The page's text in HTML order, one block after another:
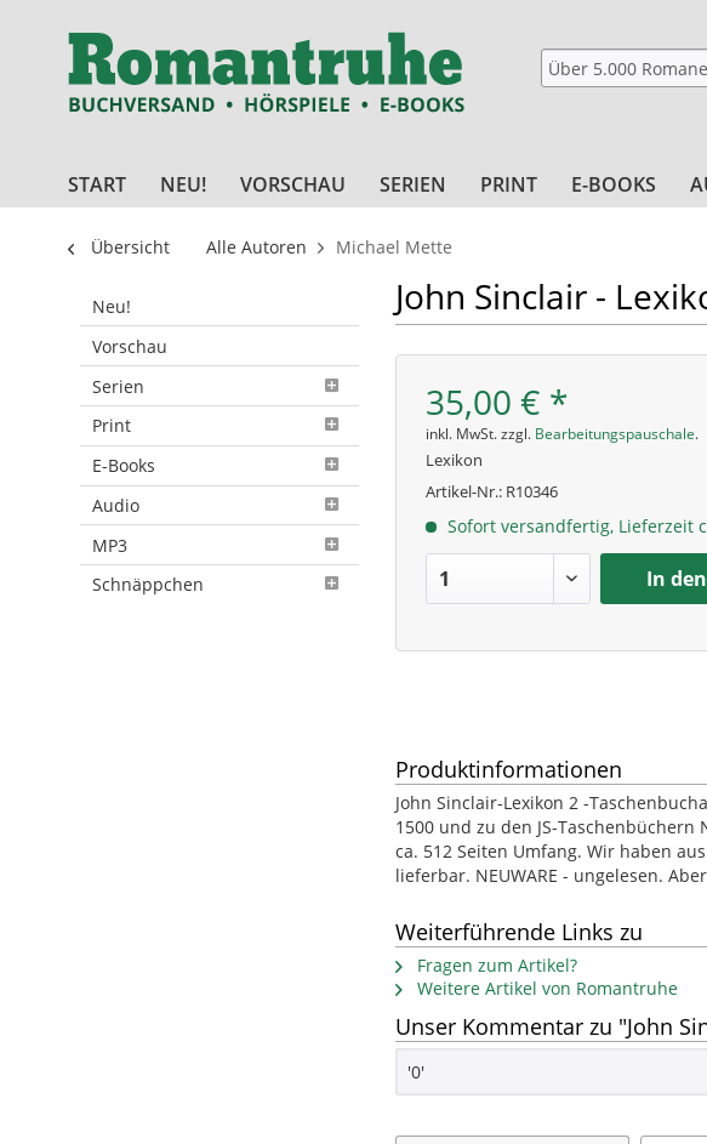
START NEU! VORSCHAU SERIEN PRINT E-BOOKS
Übersicht Alle Autoren Michael Mette
Neu!
Vorschau
Serien
Print
E-Books
Audio
MP3
Schnäppchen
John Sinclair -
35,00 € *
inkl. MwSt. zzgl. Bearbeitungspauschale.
Lexikon
Artikel-Nr.: R10346
Sofort versandfertig, Lieferzeit
In den
Produktinformationen
John Sinclair-Lexikon 2 -
1500 und zu den JS-
ca. 512 Seiten Umfang. Wir haben
lieferbar. NEUWARE - ungelesen.
Weiterführende Links zu
Fragen zum Artikel?
Weitere Artikel von Romantruhe
Unser Kommentar zu "John
'0'